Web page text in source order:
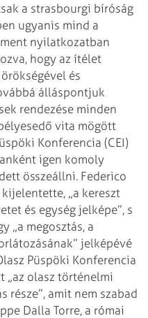
a strasbourgi bíróság
ugyanis mind a
nyilatkozatban
hogy az ítélet
és
álláspontjuk
rendezése minden
vita mögött
Konferencia (CEI)
igen komoly
összeállni. Federico
„a kereszt
és egység jelképe”, s
„a megosztás, a
jelképévé
Püspöki Konferencia
„az olasz történelmi
része”, amit nem szabad
Dalla Torre, a római